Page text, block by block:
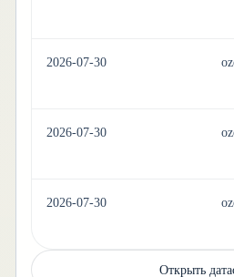
2026-07-30
2026-07-30
2026-07-30
Открыть